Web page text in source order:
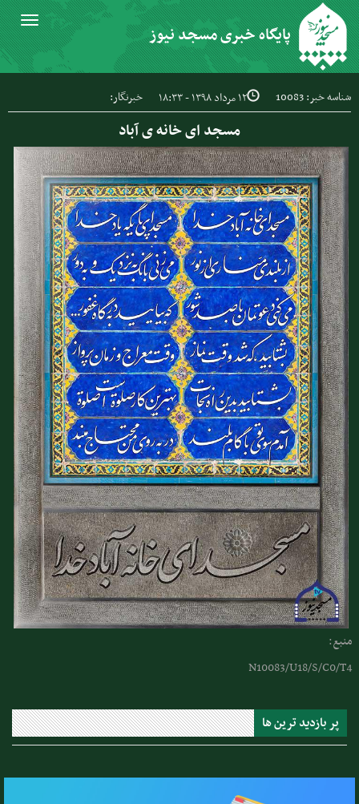
پایگاه خبری مسجد نیوز
Toggle
شناسه خبر: 10083 ۱۲ مرداد ۱۳۹۸ - ۱۸:۳۳ خبرنگار:
مسجد ای خانه ی آباد
منبع:
N10083/U18/S/C0/T4
پر بازدید ترین ها